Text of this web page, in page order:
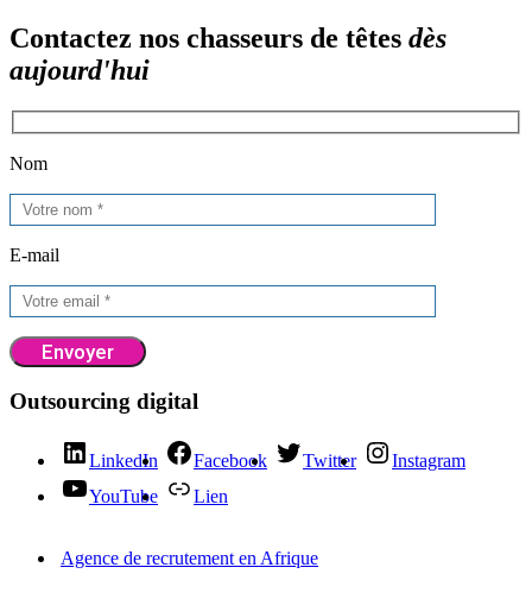
Contactez nos chasseurs de têtes dès
aujourd'hui
Nom
E-mail
Outsourcing digital
LinkedIn Facebook Twitter
Instagram
YouTube
Lien
Agence de recrutement en Afrique